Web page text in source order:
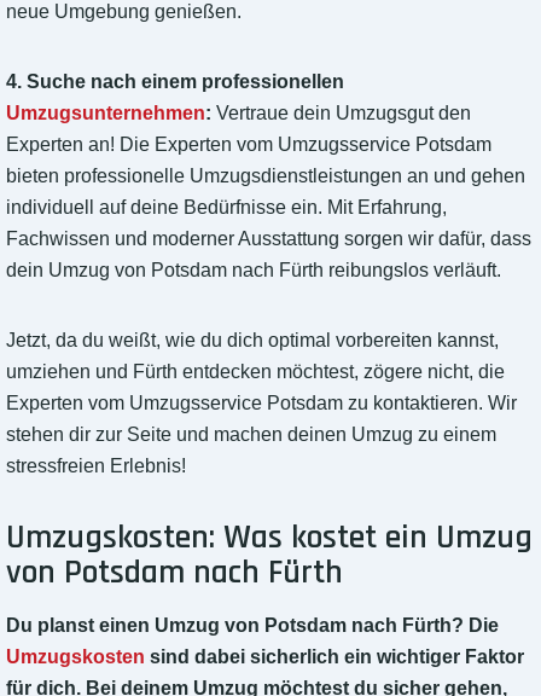
neue Umgebung genießen.
4. Suche nach einem professionellen
Umzugsunternehmen: Vertraue dein Umzugsgut den
Experten an! Die Experten vom Umzugsservice Potsdam
bieten professionelle Umzugsdienstleistungen an und gehen
individuell auf deine Bedürfnisse ein. Mit Erfahrung,
Fachwissen und moderner Ausstattung sorgen wir dafür, dass
dein Umzug von Potsdam nach Fürth reibungslos verläuft.
Jetzt, da du weißt, wie du dich optimal vorbereiten kannst,
umziehen und Fürth entdecken möchtest, zögere nicht, die
Experten vom Umzugsservice Potsdam zu kontaktieren. Wir
stehen dir zur Seite und machen deinen Umzug zu einem
stressfreien Erlebnis!
Umzugskosten: Was kostet ein Umzug
von Potsdam nach Fürth
Du planst einen Umzug von Potsdam nach Fürth? Die
Umzugskosten sind dabei sicherlich ein wichtiger Faktor
für dich. Bei deinem Umzug möchtest du sicher gehen,